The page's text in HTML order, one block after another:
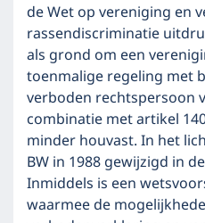
de Wet op vereniging en
rassendiscriminatie
als grond om een
toenmalige regeling met
verboden rechtspersoon
combinatie met artikel
minder houvast. In het
BW in 1988 gewijzigd in
Inmiddels is een
waarmee de